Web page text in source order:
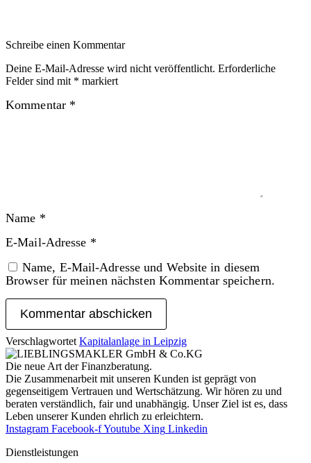
Schreibe einen Kommentar
Deine E-Mail-Adresse wird nicht veröffentlicht. Erforderliche
Felder sind mit * markiert
Kommentar *
Name *
E-Mail-Adresse *
Name, E-Mail-Adresse und Website in diesem
Browser für meinen nächsten Kommentar speichern.
Verschlagwortet Kapitalanlage in Leipzig
Die neue Art der Finanzberatung.
Die Zusammenarbeit mit unseren Kunden ist geprägt von
gegenseitigem Vertrauen und Wertschätzung. Wir hören zu und
beraten verständlich, fair und unab­hängig. Unser Ziel ist es, dass
Leben unserer Kunden ehrlich zu erleichtern.
Instagram Facebook-fYoutube Xing Linkedin
Dienst­leistungen